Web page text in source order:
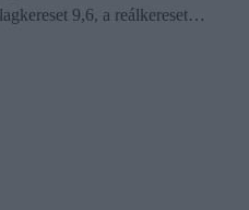
9,6, a reálkereset…